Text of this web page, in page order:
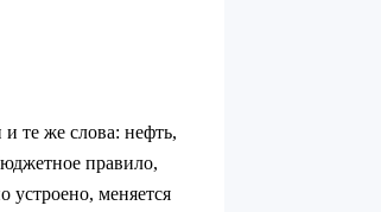
те же слова: нефть,
правило,
устроено, меняется